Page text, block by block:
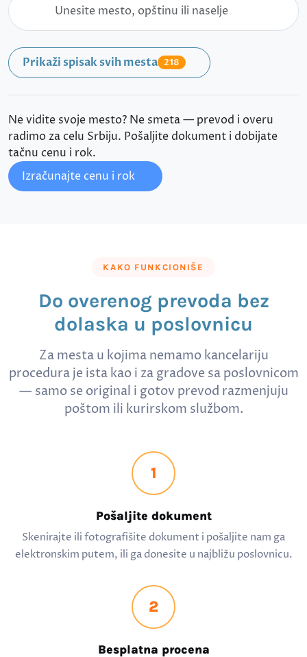
Prikaži spisak svih mesta 218
Ne vidite svoje mesto? Ne smeta — prevod i overu
radimo za celu Srbiju. Pošaljite dokument i dobijate
tačnu cenu i rok.
Izračunajte cenu i rok
KAKO FUNKCIONIŠE
Do overenog prevoda bez
dolaska u poslovnicu
Za mesta u kojima nemamo kancelariju
procedura je ista kao i za gradove sa poslovnicom
— samo se original i gotov prevod razmenjuju
poštom ili kurirskom službom.
1
Pošaljite dokument
Skenirajte ili fotografišite dokument i pošaljite nam ga
elektronskim putem, ili ga donesite u najbližu poslovnicu.
2
Besplatna procena